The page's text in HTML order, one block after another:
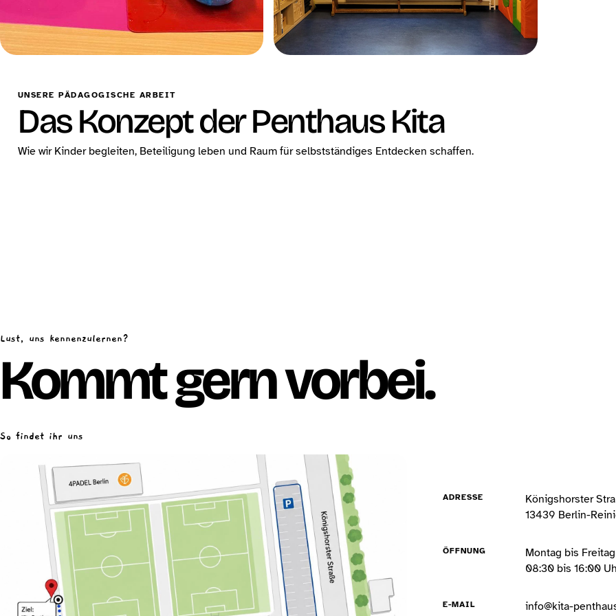
UNSERE PÄDAGOGISCHE ARBEIT
Das Konzept der Penthaus Kita
Wie wir Kinder begleiten, Beteiligung leben und Raum für selbstständiges Entdecken schaffen.
Lust, uns kennenzulernen?
Kommt gern vorbei.
So findet ihr uns
ADRESSE
Königshorster
13439 Berlin-
ÖFFNUNG
Montag bis Freitag
08:30 bis 16:00
E-MAIL info@kita-